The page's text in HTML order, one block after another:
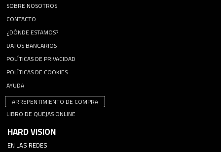
SOBRE NOSOTROS
CONTACTO
¿DÓNDE ESTAMOS?
DATOS BANCARIOS
POLÍTICAS DE PRIVACIDAD
POLÍTICAS DE COOKIES
AYUDA
ARREPENTIMIENTO DE COMPRA
LIBRO DE QUEJAS ONLINE
HARD VISION
EN LAS REDES